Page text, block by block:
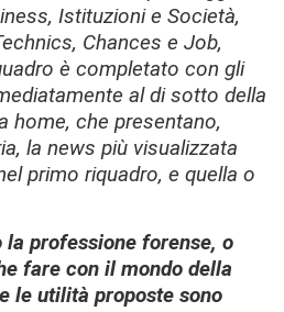
, Istituzioni e Società,
, Chances e Job,
è completato con gli
al di sotto della
home, che presentano,
la news più visualizzata
primo riquadro, e quella o
professione forense, o
fare con il mondo della
le utilità proposte sono